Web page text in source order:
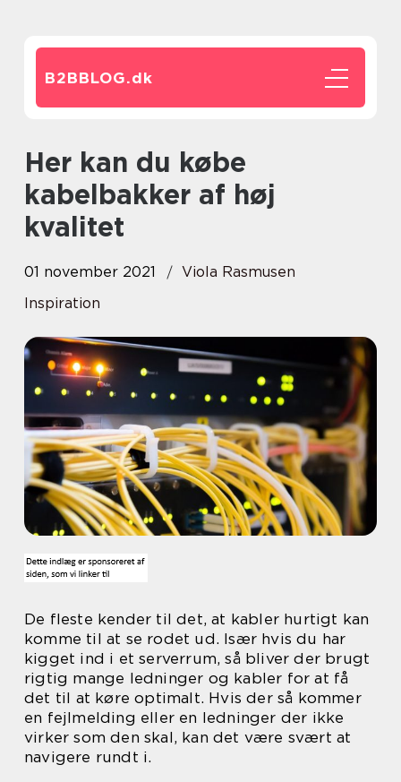
B2BBLOG.dk
Her kan du købe
kabelbakker af høj
kvalitet
01 november 2021
Viola Rasmusen
Inspiration
De fleste kender til det, at kabler hurtigt kan
komme til at se rodet ud. Især hvis du har
kigget ind i et serverrum, så bliver der brugt
rigtig mange ledninger og kabler for at få
det til at køre optimalt. Hvis der så kommer
en fejlmelding eller en ledninger der ikke
virker som den skal, kan det være svært at
navigere rundt i.